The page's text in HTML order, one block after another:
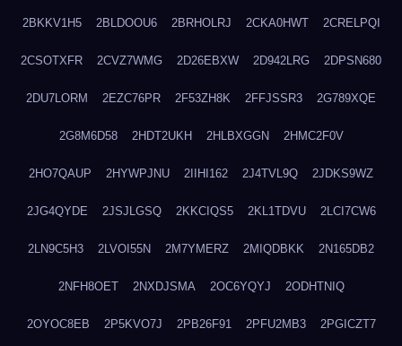
2BKKV1H5 2BLDOOU6 2BRHOLRJ 2CKA0HWT 2CRELPQI
2CSOTXFR 2CVZ7WMG 2D26EBXW 2D942LRG 2DPSN680
2DU7LORM 2EZC76PR 2F53ZH8K 2FFJSSR3 2G789XQE
2G8M6D58 2HDT2UKH 2HLBXGGN 2HMC2F0V
2HO7QAUP 2HYWPJNU 2IIHI162 2J4TVL9Q 2JDKS9WZ
2JG4QYDE 2JSJLGSQ 2KKCIQS5 2KL1TDVU 2LCI7CW6
2LN9C5H3 2LVOI55N 2M7YMERZ 2MIQDBKK 2N165DB2
2NFH8OET 2NXDJSMA 2OC6YQYJ 2ODHTNIQ
2OYOC8EB 2P5KVO7J 2PB26F91 2PFU2MB3 2PGICZT7